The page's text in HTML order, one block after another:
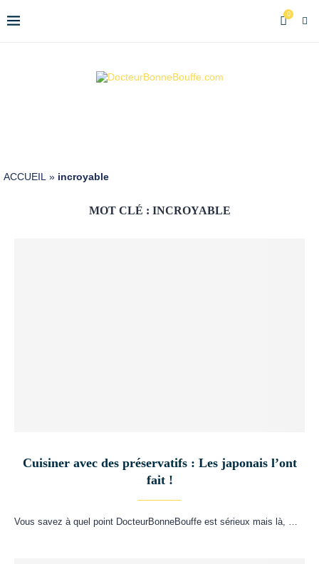
0
ACCUEIL » incroyable
MOT CLÉ : INCROYABLE
Cuisiner avec des préservatifs : Les japonais l’ont
fait !
Vous savez à quel point DocteurBonneBouffe est sérieux mais là, …